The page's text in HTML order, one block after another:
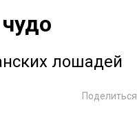
лошадей
Поделиться